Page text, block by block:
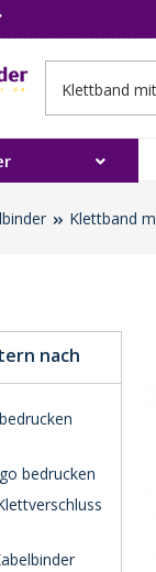
Klettband
nach
bedrucken